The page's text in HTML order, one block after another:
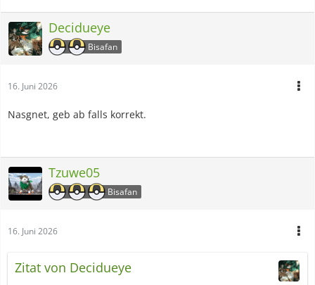
Decidueye
Bisafan
16. Juni 2026
Nasgnet, geb ab falls korrekt.
Tzuwe05
Bisafan
16. Juni 2026
Zitat von Decidueye